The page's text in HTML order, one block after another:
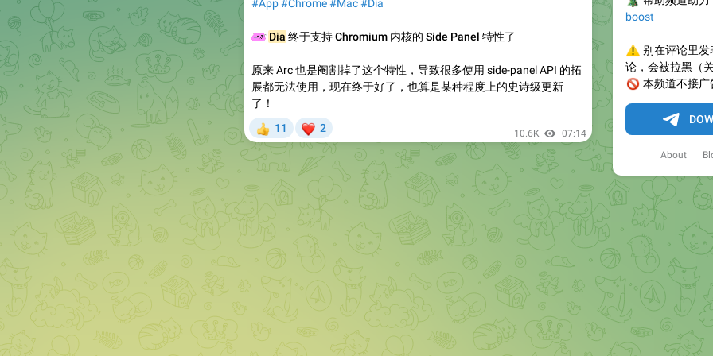
boost
⚠️别在评论里
论，会被拉黑（
🚫本频道不接广
About
#App#Chrome#Mac#Dia
😀
Dia 终于支持 Chromium 内核的 Side Panel 特性了
原来 Arc 也是阉割掉了这个特性，导致很多使用 side-panel API 的拓
展都无法使用，现在终于好了，也算是某种程度上的史诗级更新
了！
👍
11
❤
2 10.6K 07:14